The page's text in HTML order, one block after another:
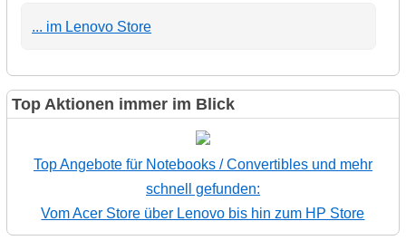
... im Lenovo Store
Top Aktionen immer im Blick
Top Angebote für Notebooks / Convertibles und mehr
schnell gefunden:
Vom Acer Store über Lenovo bis hin zum HP Store